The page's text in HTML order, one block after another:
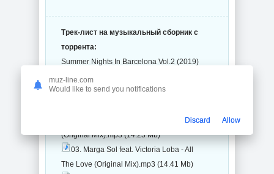
Трек-лист на музыкальный сборник с
торрента:
Summer Nights In Barcelona Vol.2 (2019)
(26 файлов)
01. Luc Forlorn - All Our Memories
(Original Mix).mp3 (14.23 Mb)
03. Marga Sol feat. Victoria Loba - All
The Love (Original Mix).mp3 (14.41 Mb)
muz-line.com
Would like to send you notifications
Discard Allow